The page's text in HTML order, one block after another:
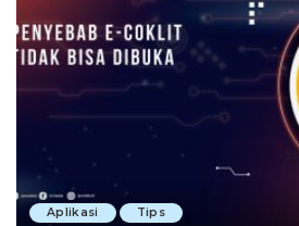
Aplikasi Tips